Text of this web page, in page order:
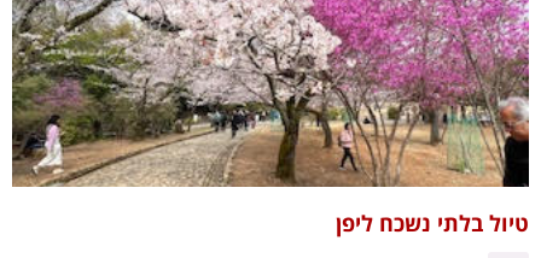
טיול בלתי נשכח ליפן